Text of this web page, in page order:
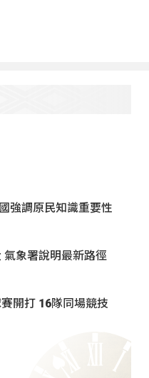
強調原民知識重要性
象署說明最新路徑
開打 16隊同場競技